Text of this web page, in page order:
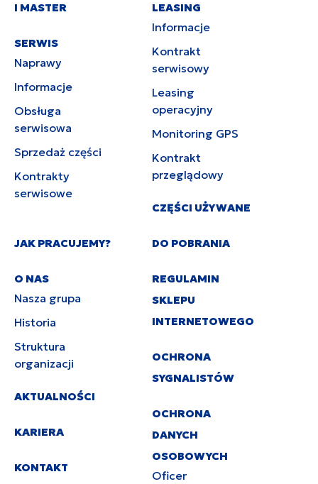
I MASTER
SERWIS
Naprawy
Informacje
Obsługa
serwisowa
Sprzedaż części
Kontrakty
serwisowe
LEASING
Informacje
Kontrakt
serwisowy
Leasing
operacyjny
Monitoring GPS
Kontrakt
przeglądowy
CZĘŚCI UŻYWANE
JAK PRACUJEMY?
O NAS
Nasza grupa
Historia
Struktura
organizacji
AKTUALNOŚCI
KARIERA
KONTAKT
DO POBRANIA
REGULAMIN
SKLEPU
INTERNETOWEGO
OCHRONA
SYGNALISTÓW
OCHRONA
DANYCH
OSOBOWYCH
Oficer